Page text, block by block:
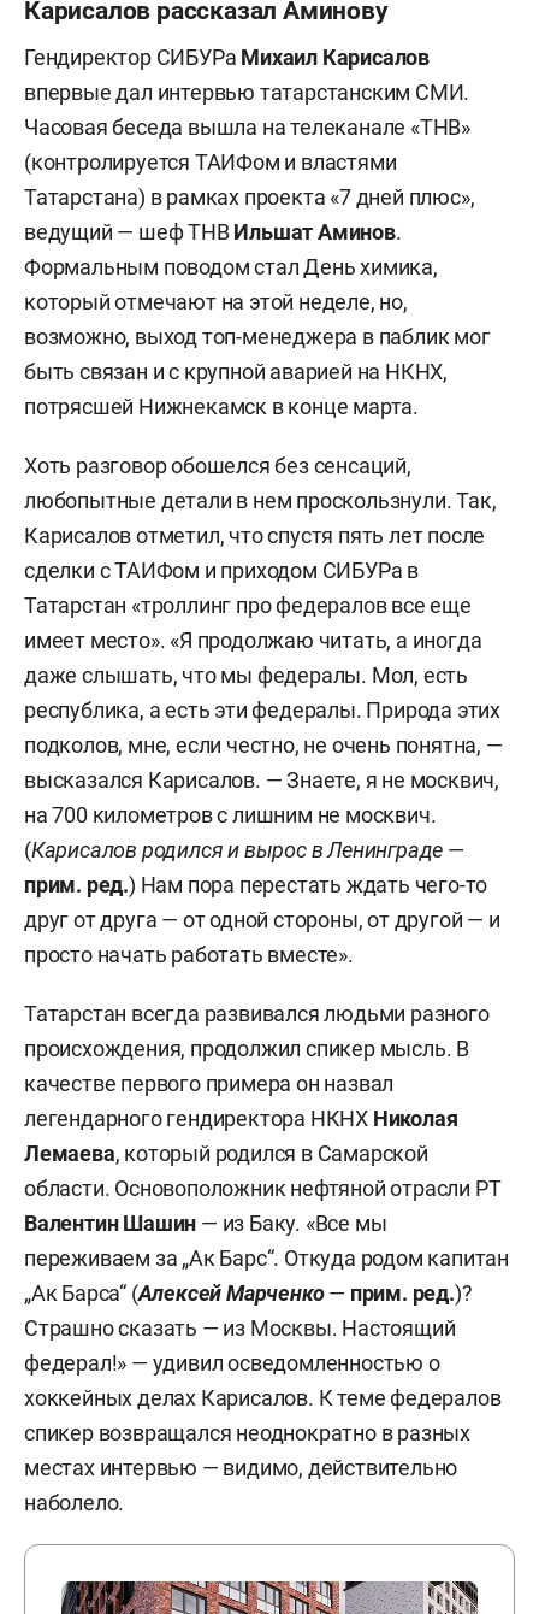
Карисалов рассказал Аминову
Гендиректор СИБУРа Михаил Карисалов
впервые дал интервью татарстанским СМИ.
Часовая беседа вышла на телеканале «ТНВ»
(контролируется ТАИФом и властями
Татарстана) в рамках проекта «7 дней плюс»,
ведущий — шеф ТНВИльшат Аминов.
Формальным поводом стал День химика,
который отмечают на этой неделе, но,
возможно, выход топ-менеджера в паблик мог
быть связан и с крупной аварией на НКНХ,
потрясшей Нижнекамск в конце марта.
Хоть разговор обошелся без сенсаций,
любопытные детали в нем проскользнули. Так,
Карисалов отметил, что спустя пять лет после
сделки с ТАИФом и приходом СИБУРа в
Татарстан «троллинг про федералов все еще
имеет место». «Я продолжаю читать, а иногда
даже слышать, что мы федералы. Мол, есть
республика, а есть эти федералы. Природа этих
подколов, мне, если честно, не очень понятна, —
высказался Карисалов. — Знаете, я не москвич,
на 700 километров с лишним не москвич.
(Карисалов родился и вырос в Ленинграде —
прим. ред.) Нам пора перестать ждать чего-то
друг от друга — от одной стороны, от другой — и
просто начать работать вместе».
Татарстан всегда развивался людьми разного
происхождения, продолжил спикер мысль. В
качестве первого примера он назвал
легендарного гендиректора НКНХ Николая
Лемаева, который родился в Самарской
области. Основоположник нефтяной отрасли РТ
Валентин Шашин — из Баку. «Все мы
переживаем за „Ак Барс“. Откуда родом капитан
„Ак Барса“ (Алексей Марченко— прим. ред.)?
Страшно сказать — из Москвы. Настоящий
федерал!» — удивил осведомленностью о
хоккейных делах Карисалов. К теме федералов
спикер возвращался неоднократно в разных
местах интервью — видимо, действительно
наболело.